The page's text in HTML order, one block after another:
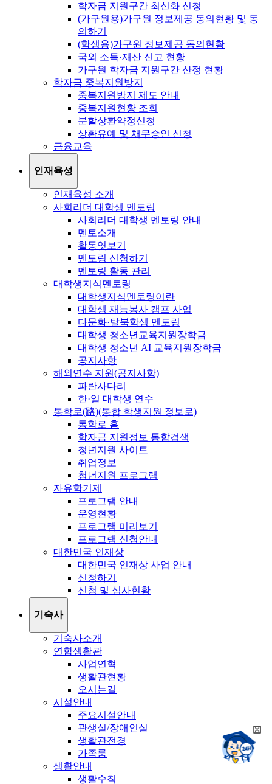
학자금 지원구간 최신화 신청
(가구원용)가구원 정보제공 동의현황 및 동
의하기
(학생용)가구원 정보제공 동의현황
국외 소득·재산 신고 현황
가구원 학자금 지원구간 산정 현황
학자금 중복지원방지
중복지원방지 제도 안내
중복지원현황 조회
분할상환약정신청
상환유예 및 채무승인 신청
금융교육
인재육성
인재육성 소개
사회리더 대학생 멘토링
사회리더 대학생 멘토링 안내
멘토소개
활동엿보기
멘토링 신청하기
멘토링 활동 관리
대학생지식멘토링
대학생지식멘토링이란
대학생 재능봉사 캠프 사업
다문화·탈북학생 멘토링
대학생 청소년교육지원장학금
대학생 청소년 AI 교육지원장학금
공지사항
해외연수 지원(공지사항)
파란사다리
한·일 대학생 연수
통학로(路)(통합 학생지원 정보로)
통학로 홈
학자금 지원정보 통합검색
청년지원 사이트
취업정보
청년지원 프로그램
자유학기제
프로그램 안내
운영현황
프로그램 미리보기
프로그램 신청안내
대한민국 인재상
대한민국 인재상 사업 안내
신청하기
신청 및 심사현황
기숙사
기숙사소개
연합생활관
사업연혁
생활관현황
오시는길
시설안내
주요시설안내
관생실/장애인실
생활관전경
가족룸
생활안내
생활수칙
챗봇상담:
24시
채팅상담:
9시~18시
희